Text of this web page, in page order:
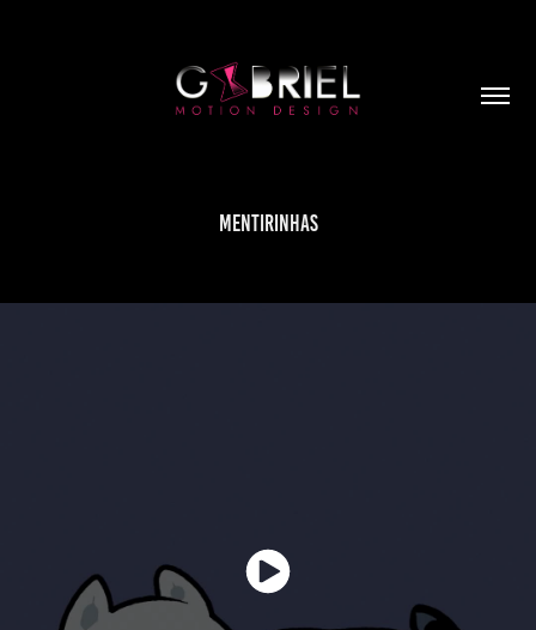
MENTIRINHAS